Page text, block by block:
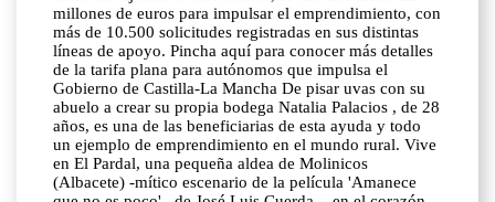
millones de euros para impulsar el emprendimiento, con
más de 10.500 solicitudes registradas en sus distintas
líneas de apoyo. Pincha aquí para conocer más detalles
de la tarifa plana para autónomos que impulsa el
Gobierno de Castilla-La Mancha De pisar uvas con su
abuelo a crear su propia bodega Natalia Palacios , de 28
años, es una de las beneficiarias de esta ayuda y todo
un ejemplo de emprendimiento en el mundo rural. Vive
en El Pardal, una pequeña aldea de Molinicos
(Albacete) -mítico escenario de la película 'Amanece